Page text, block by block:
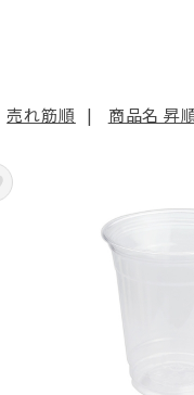
売れ筋順 | 商品名 昇